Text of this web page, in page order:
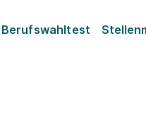
Berufswahltest